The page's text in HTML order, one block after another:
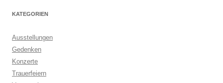
KATEGORIEN
Ausstellungen
Gedenken
Konzerte
Trauerfeiern